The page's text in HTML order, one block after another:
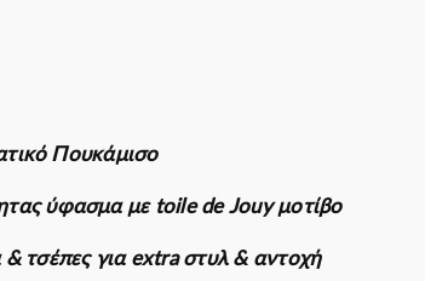
Εκπτωτικές για επιχειρήσεις
Πουκάμισο
ύφασμα με toile de Jouy μοτίβο
& τσέπες για extra στυλ & αντοχή